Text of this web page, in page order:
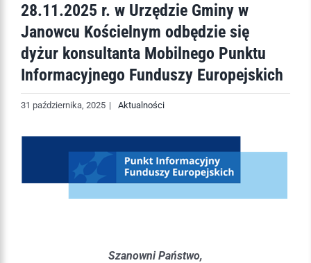
28.11.2025 r. w Urzędzie Gminy w
Janowcu Kościelnym odbędzie się
dyżur konsultanta Mobilnego Punktu
Informacyjnego Funduszy Europejskich
31 października, 2025 | Aktualności
Szanowni Państwo,